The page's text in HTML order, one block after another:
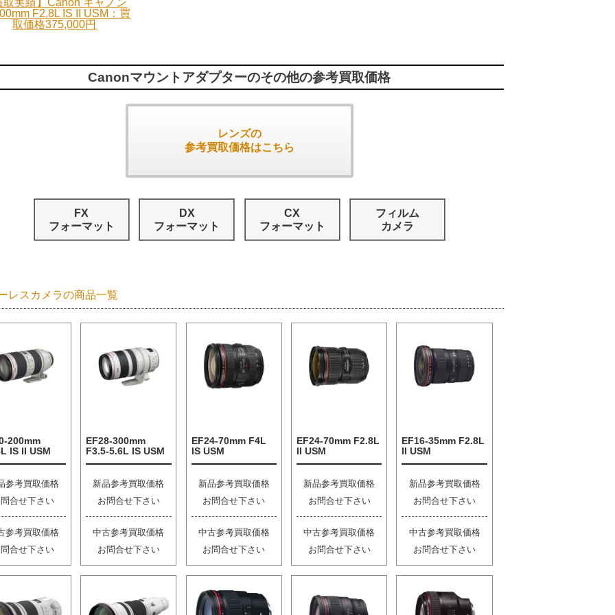
取実績】Canon キャノン
F2.8L IS II USM：買
取価格375,000円
Canonマウントアダプターのその他の参考買取価格
レンズの
参考買取価格はこちら
FX
フォーマット
DX
フォーマット
CX
フォーマット
フィルム
カメラ
レスカメラの商品一覧
200mm
IS II USM
参考買取価格
合せ下さい
参考買取価格
合せ下さい
EF28-300mm
F3.5-5.6L IS USM
新品参考買取価格
お問合せ下さい
中古参考買取価格
お問合せ下さい
EF24-70mm F4L
IS USM
新品参考買取価格
お問合せ下さい
中古参考買取価格
お問合せ下さい
EF24-70mm F2.8L
II USM
新品参考買取価格
お問合せ下さい
中古参考買取価格
お問合せ下さい
EF16-35mm F2.8L
II USM
新品参考買取価格
お問合せ下さい
中古参考買取価格
お問合せ下さい